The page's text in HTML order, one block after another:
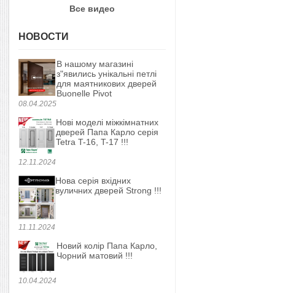
Все видео
НОВОСТИ
08.04.2025
В нашому магазині
з"явились унікальні петлі
для маятникових дверей
Buonelle Pivot
12.11.2024
Нові моделі міжкімнатних
дверей Папа Карло серія
Tetra T-16, T-17 !!!
11.11.2024
Нова серія вхідних
вуличних дверей Strong !!!
10.04.2024
Новий колір Папа Карло,
Чорний матовий !!!